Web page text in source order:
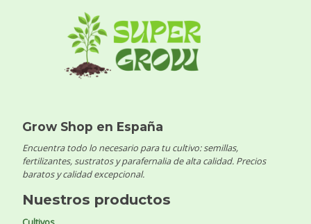
Grow Shop en España
Encuentra todo lo necesario para tu cultivo: semillas,
fertilizantes, sustratos y parafernalia de alta calidad. Precios
baratos y calidad excepcional.
Nuestros productos